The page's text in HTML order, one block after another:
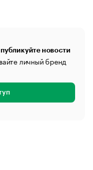
новости
личный бренд